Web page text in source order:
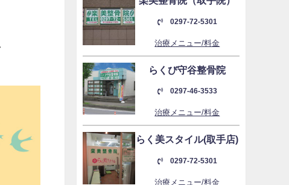
0297-72-5301
治療メニュー/料金
らくび守谷整骨院
0297-46-3533
治療メニュー/料金
らく美スタイル(取手店)
0297-72-5301
治療メニュー/料金